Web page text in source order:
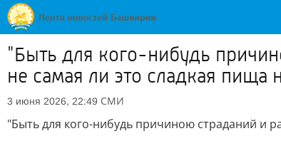
"Быть для кого-нибудь
не самая ли это сладкая пища
3 июня 2026, 22:49 СМИ
"Быть для кого-нибудь причиною страданий и